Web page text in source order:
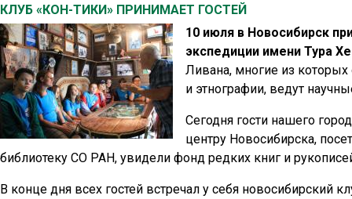
КЛУБ «КОН-ТИКИ» ПРИНИМАЕТ ГОСТЕЙ
10 июля в Новосибирск
экспедиции имени Тура
Ливана, многие из которых
и этнографии, ведут
Сегодня гости нашего
центру Новосибирска,
библиотеку СО РАН, увидели фонд редких книг и
В конце дня всех гостей встречал у себя новосибирский